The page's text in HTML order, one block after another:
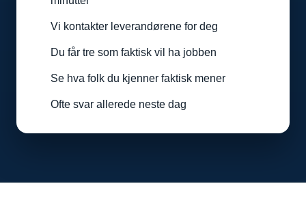
Vi kontakter leverandørene for deg
Du får tre som faktisk vil ha jobben
Se hva folk du kjenner faktisk mener
Ofte svar allerede neste dag